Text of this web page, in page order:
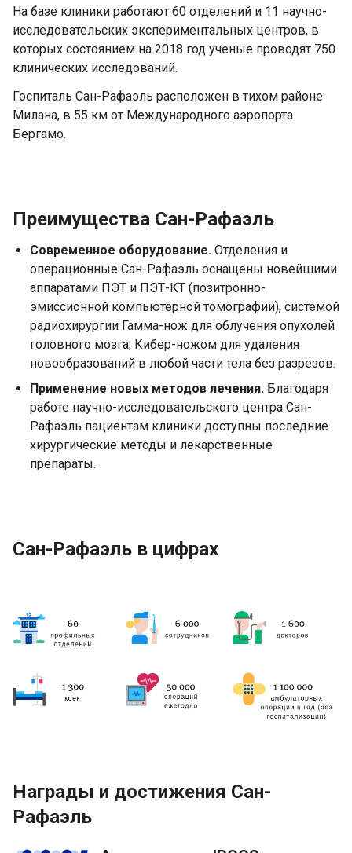
На базе клиники работают 60 отделений и 11 научно-
исследовательских экспериментальных центров, в
которых состоянием на 2018 год ученые проводят 750
клинических исследований.
Госпиталь Сан-Рафаэль расположен в тихом районе
Милана, в 55 км от Международного аэропорта
Бергамо.
Преимущества Сан-Рафаэль
Современное оборудование. Отделения и
операционные Сан-Рафаэль оснащены новейшими
аппаратами ПЭТ и ПЭТ-КТ (позитронно-
эмиссионной компьютерной томографии), системой
радиохирургии Гамма-нож для облучения опухолей
головного мозга, Кибер-ножом для удаления
новообразований в любой части тела без разрезов.
Применение новых методов лечения. Благодаря
работе научно-исследовательского центра Сан-
Рафаэль пациентам клиники доступны последние
хирургические методы и лекарственные
препараты.
Сан-Рафаэль в цифрах
Награды и достижения Сан-
Рафаэль